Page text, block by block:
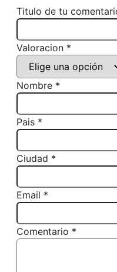
Titulo de tu
Valoracion *
Nombre *
Pais *
Ciudad *
Email *
Comentario *